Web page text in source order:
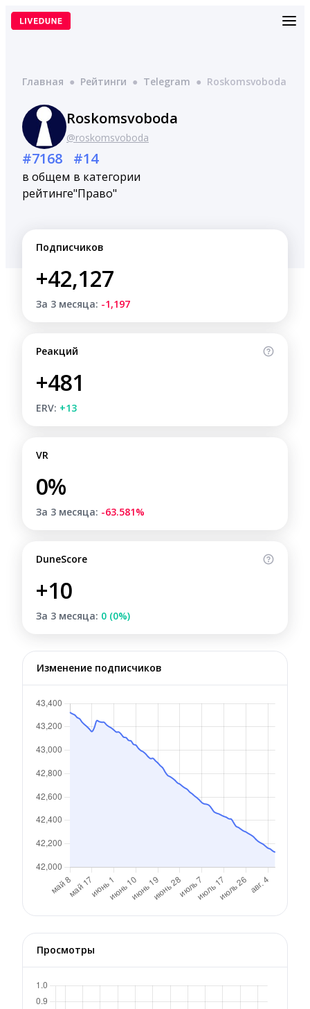
Перейти
Главная ● Рейтинги ● Telegram ● Roskomsvoboda
Roskomsvoboda
@roskomsvoboda
#7168
в общем
рейтинге
#14
в категории
"Право"
Подписчиков
+42,127
За 3 месяца: -1,197
Реакций
+481
ERV: +13
VR
0%
За 3 месяца: -63.581%
DuneScore
+10
За 3 месяца: 0 (0%)
Изменение подписчиков
Просмотры